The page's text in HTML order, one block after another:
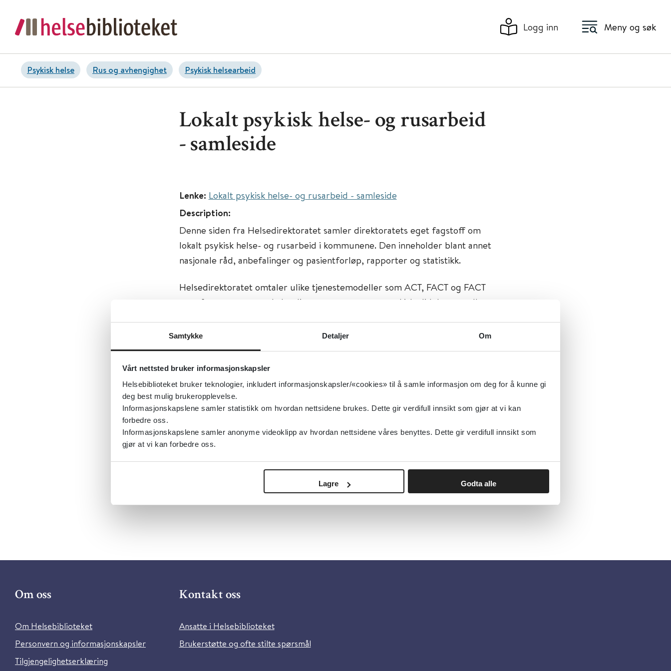
Samtykke Detaljer Om
Vårt nettsted bruker informasjonskapsler
Helsebiblioteket bruker teknologier, inkludert informasjonskapsler/«cookies» til å samle informasjon om deg for å kunne gi
deg best mulig brukeropplevelse.
Informasjonskapslene samler statistikk om hvordan nettsidene brukes. Dette gir verdifull innsikt som gjør at vi kan
forbedre oss.
Informasjonskapslene samler anonyme videoklipp av hvordan nettsidene våres benyttes. Dette gir verdifull innsikt som
gjør at vi kan forbedre oss.
Lagre Godta alle
Logg inn Meny og søk
Psykisk helse Rus og avhengighet Psykisk helsearbeid
Lokalt psykisk helse- og rusarbeid
- samleside
Lenke: Lokalt psykisk helse- og rusarbeid - samleside
Description:
Denne siden fra Helsedirektoratet samler direktoratets eget fagstoff om
lokalt psykisk helse- og rusarbeid i kommunene. Den inneholder blant annet
nasjonale råd, anbefalinger og pasientforløp, rapporter og statistikk.
Helsedirektoratet omtaler ulike tjenestemodeller som ACT, FACT og FACT
ung for personer med alvorlige og sammensatte psykiske lidelser og eller
kommunal modell for personer over 16 år med angst, mild til moderat
depresjon, søvnvansker og eller begynnende rusmiddelproblemer.
Tema:Psykisk helse, Rus og avhengighet, Psykisk helsearbeid
Emner:Psykisk helsearbeid, Rus og avhengighet
Dokumenttype:Nasjonal veileder, Veiledere, Ressurser på nett
Utgiver: Helsedirektoratet
Språk:Norsk
Metabeskrivelse:Siden viser nasjonale retningslinjer, veiledere, faglige råd
Om oss
Om Helsebiblioteket
Personvern og informasjonskapsler
Tilgjengelighetserklæring
Kontakt oss
Ansatte i Helsebiblioteket
Brukerstøtte og ofte stilte spørsmål